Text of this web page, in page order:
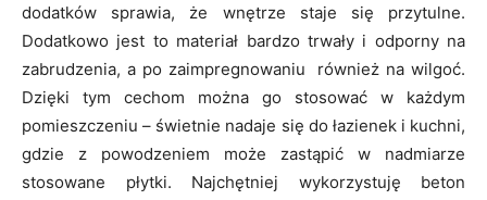
dodatków sprawia, że wnętrze staje się przytulne.
Dodatkowo jest to materiał bardzo trwały i odporny na
zabrudzenia, a po zaimpregnowaniu również na wilgoć.
Dzięki tym cechom można go stosować w każdym
pomieszczeniu – świetnie nadaje się do łazienek i kuchni,
gdzie z powodzeniem może zastąpić w nadmiarze
stosowane płytki. Najchętniej wykorzystuję beton